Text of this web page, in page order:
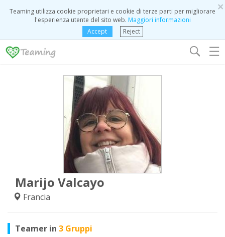
×
Teaming utilizza cookie proprietari e cookie di terze parti per migliorare
l'esperienza utente del sito web. Maggiori informazioni
Accept
Reject
☰
Marijo Valcayo
Francia
Teamer in 3 Gruppi